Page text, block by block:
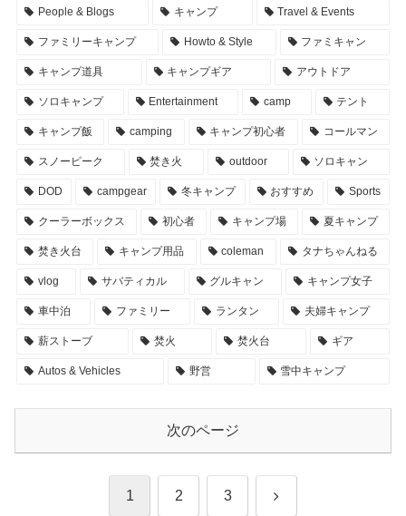
People & Blogs キャンプ Travel & Events
ファミリーキャンプ Howto & Style ファミキャン
キャンプ道具 キャンプギア アウトドア
ソロキャンプ Entertainment camp テント
キャンプ飯 camping キャンプ初心者 コールマン
スノーピーク 焚き火 outdoor ソロキャン
DOD campgear 冬キャンプ おすすめ Sports
クーラーボックス 初心者 キャンプ場 夏キャンプ
焚き火台 キャンプ用品 coleman タナちゃんねる
vlog サバティカル グルキャン キャンプ女子
車中泊 ファミリー ランタン 夫婦キャンプ
薪ストーブ 焚火 焚火台 ギア
Autos & Vehicles 野営 雪中キャンプ
次のページ
1 2 3 次